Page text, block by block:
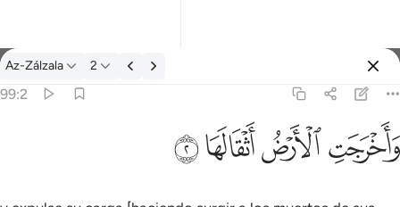
Tafsir: Az-Zálzala 99:2
Az-Zálzala 2
99:2
ﱺﱻﱼﱽ